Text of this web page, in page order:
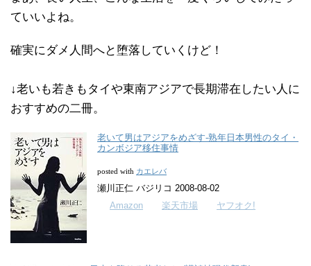
ていいよね。
確実にダメ人間へと堕落していくけど！
↓老いも若きもタイや東南アジアで長期滞在したい人に
おすすめの二冊。
老いて男はアジアをめざす-熟年日本男性のタイ・
カンボジア移住事情
posted with カエレバ
瀬川正仁 バジリコ 2008-08-02
Amazon
楽天市場 ヤフオク!